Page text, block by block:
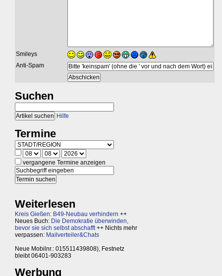
Smileys
Anti-Spam
Suchen
Hilfe
Termine
vergangene Termine anzeigen
Weiterlesen
Kreis Gießen: B49-Neubau verhindern ++
Neues Buch: Die Demokratie überwinden,
bevor sie sich selbst abschafft++ Nichts mehr
verpassen: Mailverteiler&Chats
Neue Mobilnr.: 015511439808), Festnetz
bleibt 06401-903283
Werbung